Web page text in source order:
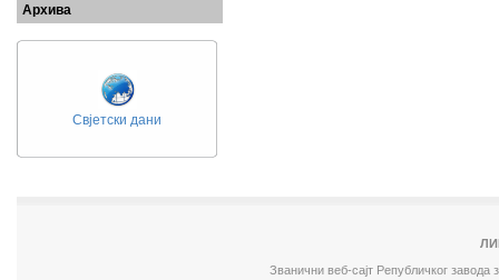
Архива
Свјетски дани
Званични веб-сајт Републичког